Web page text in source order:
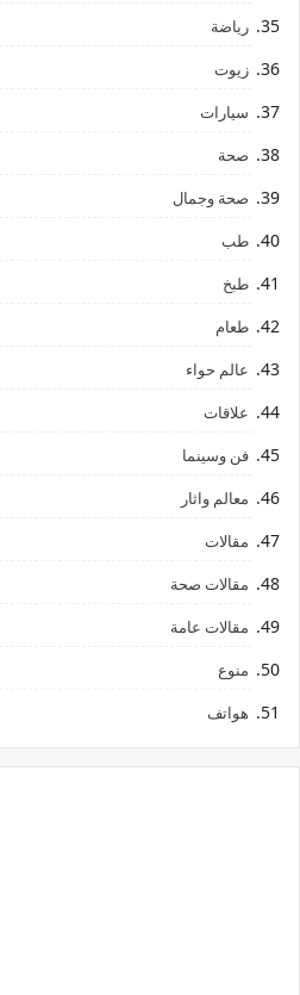
رياضة
زيوت
سيارات
صحة
صحة وجمال
طب
طبخ
طعام
عالم حواء
علاقات
فن وسينما
معالم واثار
مقالات
مقالات صحة
مقالات عامة
منوع
هواتف